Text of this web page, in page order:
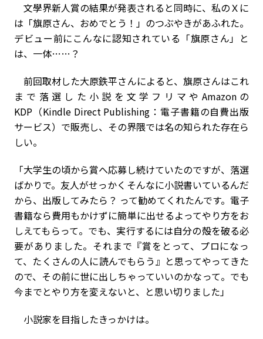
文學界新人賞の結果が発表されると同時に、私のＸに
は「旗原さん、おめでとう！」のつぶやきがあふれた。
デビュー前にこんなに認知されている「旗原さん」と
は、一体……？
前回取材した大原鉄平さんによると、旗原さんはこれ
まで落選した小説を文学フリマやAmazonの
KDP（Kindle Direct Publishing：電子書籍の自費出版
サービス）で販売し、その界隈では名の知られた存在ら
しい。
「大学生の頃から賞へ応募し続けていたのですが、落選
ばかりで。友人がせっかくそんなに小説書いているんだ
から、出版してみたら？ って勧めてくれたんです。電子
書籍なら費用もかけずに簡単に出せるよってやり方をお
しえてもらって。でも、実行するには自分の殻を破る必
要がありました。それまで『賞をとって、プロになっ
て、たくさんの人に読んでもらう』と思ってやってきた
ので、その前に世に出しちゃっていいのかなって。でも
今までとやり方を変えないと、と思い切りました」
小説家を目指したきっかけは。